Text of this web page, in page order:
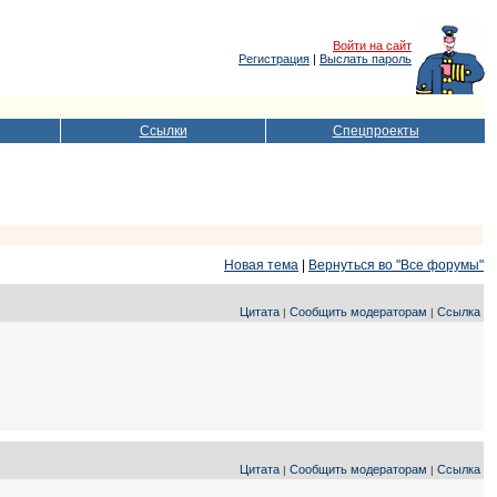
Войти на сайт
Регистрация | Выслать пароль
Ссылки Спецпроекты
Новая тема
Вернуться во "Все форумы"
Цитата | Сообщить модераторам | Ссылка
Цитата | Сообщить модераторам | Ссылка